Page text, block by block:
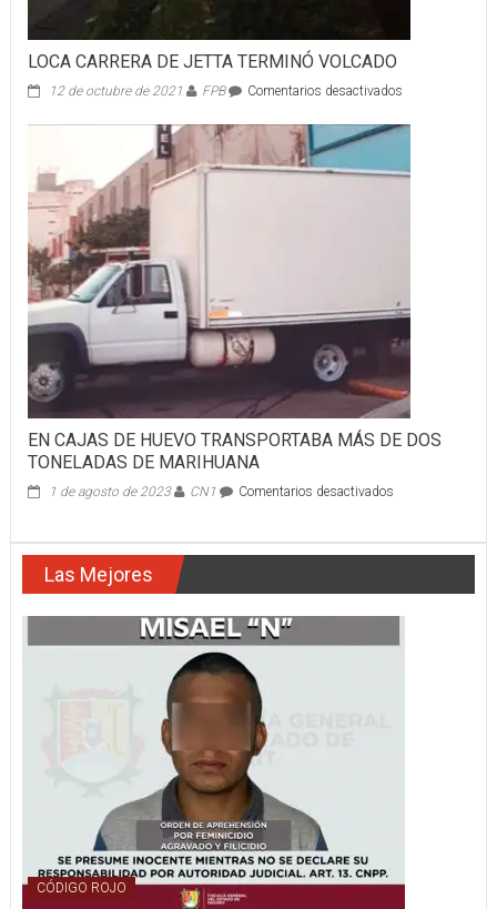
LOCA CARRERA DE JETTA TERMINÓ VOLCADO
12 de octubre de 2021 FPB Comentarios desactivadosen
CARRERA
JETTA
EN CAJAS DE HUEVO TRANSPORTABA MÁS DE DOS
TONELADAS DE MARIHUANA
1 de agosto de 2023 CN1 Comentarios desactivadosen
TRANSPORTABA
DOS
Las Mejores
CÓDIGO ROJO